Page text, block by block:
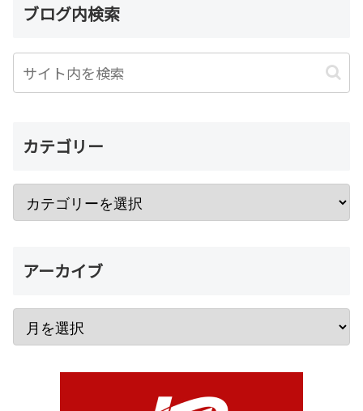
ブログ内検索
カテゴリー
アーカイブ